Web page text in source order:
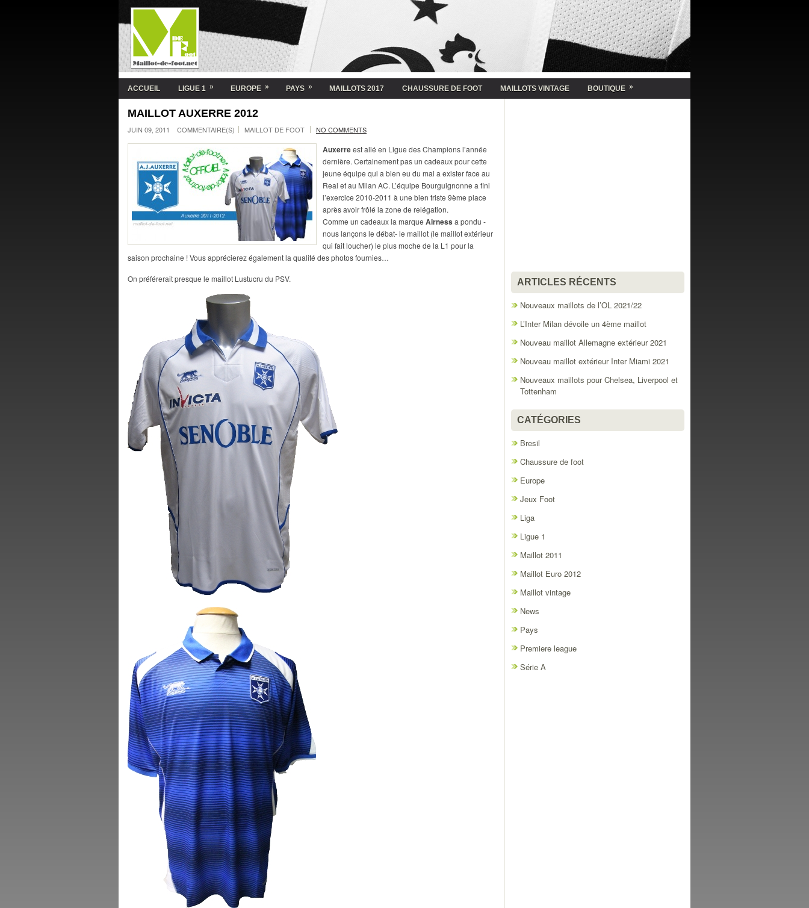
ACCUEIL LIGUE 1 » EUROPE » PAYS » MAILLOTS 2017 CHAUSSURE DE FOOT MAILLOTS VINTAGE BOUTIQUE »
MAILLOT AUXERRE 2012
JUIN 09, 2011 COMMENTAIRE(S) MAILLOT DE FOOT NO COMMENTS
Auxerreest allé en Ligue des Champions l’année
dernière. Certainement pas un cadeaux pour cette
jeune équipe qui a bien eu du mal a exister face au
Real et au Milan AC. L’équipe Bourguignonne a fini
l’exercice 2010-2011 à une bien triste 9ème place
après avoir frôlé la zone de relégation.
Comme un cadeaux la marque Airness a pondu -
nous lançons le débat- le maillot (le maillot extérieur
qui fait loucher) le plus moche de la L1 pour la
saison prochaine ! Vous apprécierez également la qualité des photos fournies…
On préférerait presque le maillot Lustucru du PSV. ARTICLES RÉCENTS
Nouveaux maillots de l’OL 2021/22
L’Inter Milan dévoile un 4ème maillot
Nouveau maillot Allemagne extérieur 2021
Nouveau maillot extérieur Inter Miami 2021
Nouveaux maillots pour Chelsea, Liverpool et
Tottenham
CATÉGORIES
Bresil
Chaussure de foot
Europe
Jeux Foot
Liga
Ligue 1
Maillot 2011
Maillot Euro 2012
Maillot vintage
News
Pays
Premiere league
Série A